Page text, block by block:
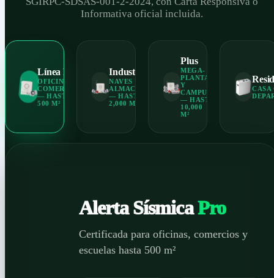
Informativa oficial incluida.
Línea Pro
OFICINAS Y
COMERCIOS
— HASTA
500 M²
Industrial
NAVES Y
ALMACENES
— HASTA
2,000 M²
Plus
MEGA-
PLANTAS
Y
CAMPUS
— HASTA
10,000
M²
CASA
Alerta SísmicaPro
Certificada para oficinas, comercios y
escuelas hasta 500 m²